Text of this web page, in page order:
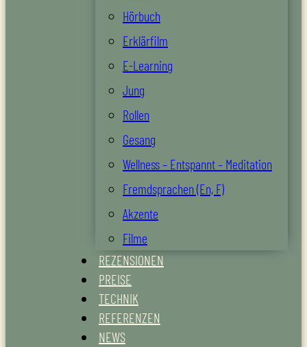
Hörbuch
Erklärfilm
E-Learning
Jung
Rollen
Gesang
Wellness – Entspannt – Meditation
Fremdsprachen (En, F)
Akzente
Filme
REZENSIONEN
PREISE
TECHNIK
REFERENZEN
NEWS